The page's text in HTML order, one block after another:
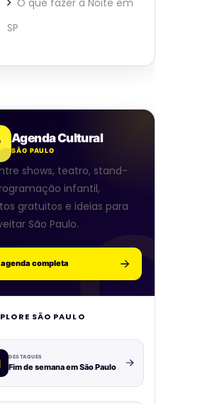
SP
Agenda Cultural
SÃO PAULO
shows, teatro, stand-
infantil,
gratuitos e ideias para
São Paulo.
completa
SÃO PAULO
DESTAQUES
Fim de semana em São Paulo